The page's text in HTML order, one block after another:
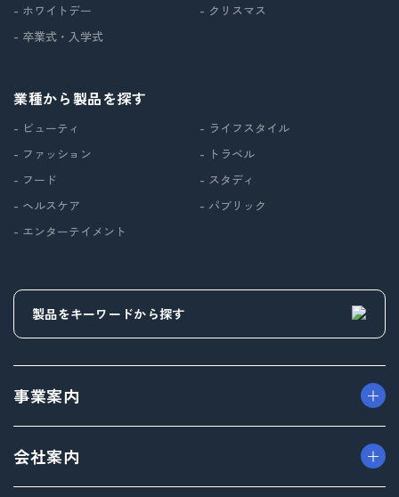
- ホワイトデー
- 卒業式・入学式
- クリスマス
業種から製品を探す
- ビューティ
- ファッション
- フード
- ヘルスケア
- エンターテイメント
- ライフスタイル
- トラベル
- スタディ
- パブリック
事業案内
> プロダクト事業
会社案内